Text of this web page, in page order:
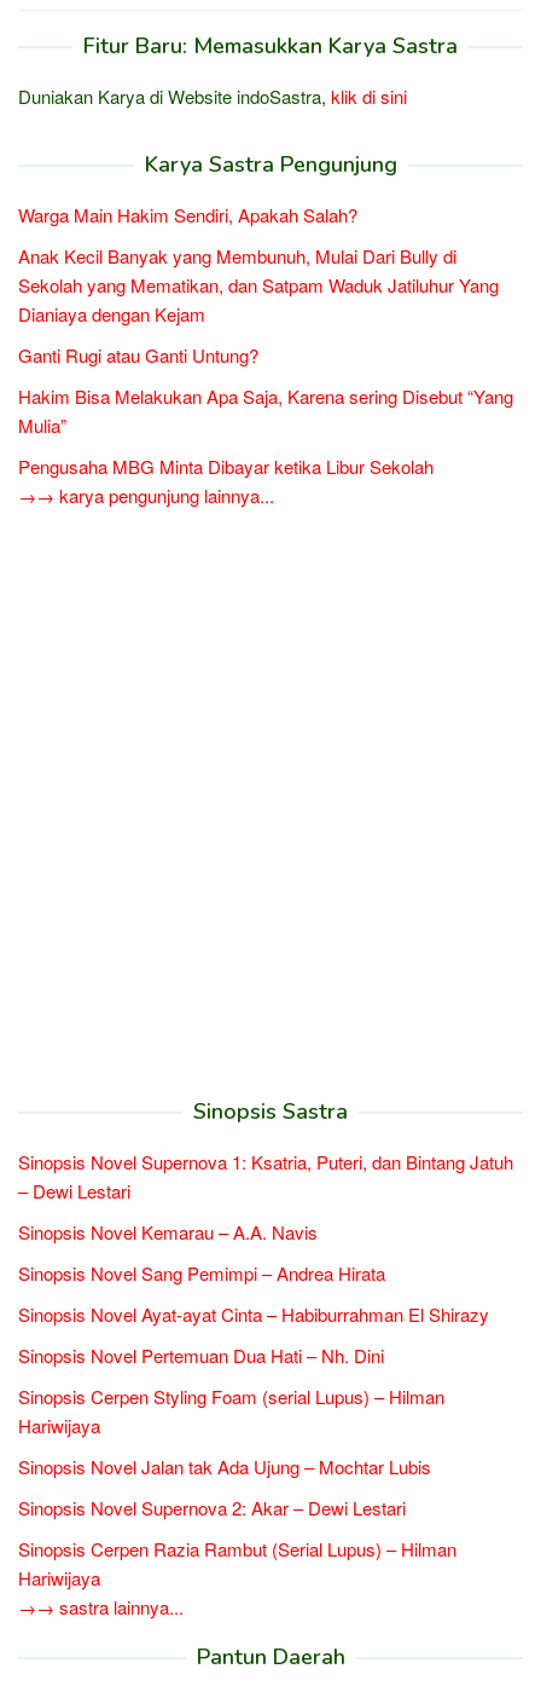
Fitur Baru: Memasukkan Karya Sastra
Duniakan Karya di Website indoSastra, klik di sini
Karya Sastra Pengunjung
Warga Main Hakim Sendiri, Apakah Salah?
Anak Kecil Banyak yang Membunuh, Mulai Dari Bully di
Sekolah yang Mematikan, dan Satpam Waduk Jatiluhur Yang
Dianiaya dengan Kejam
Ganti Rugi atau Ganti Untung?
Hakim Bisa Melakukan Apa Saja, Karena sering Disebut “Yang
Mulia”
Pengusaha MBG Minta Dibayar ketika Libur Sekolah
→→ karya pengunjung lainnya...
Sinopsis Sastra
Sinopsis Novel Supernova 1: Ksatria, Puteri, dan Bintang Jatuh
– Dewi Lestari
Sinopsis Novel Kemarau – A.A. Navis
Sinopsis Novel Sang Pemimpi – Andrea Hirata
Sinopsis Novel Ayat-ayat Cinta – Habiburrahman El Shirazy
Sinopsis Novel Pertemuan Dua Hati – Nh. Dini
Sinopsis Cerpen Styling Foam (serial Lupus) – Hilman
Hariwijaya
Sinopsis Novel Jalan tak Ada Ujung – Mochtar Lubis
Sinopsis Novel Supernova 2: Akar – Dewi Lestari
Sinopsis Cerpen Razia Rambut (Serial Lupus) – Hilman
Hariwijaya
→→ sastra lainnya...
Pantun Daerah